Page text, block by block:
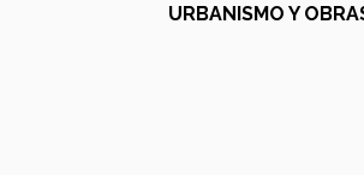
URBANISMO Y